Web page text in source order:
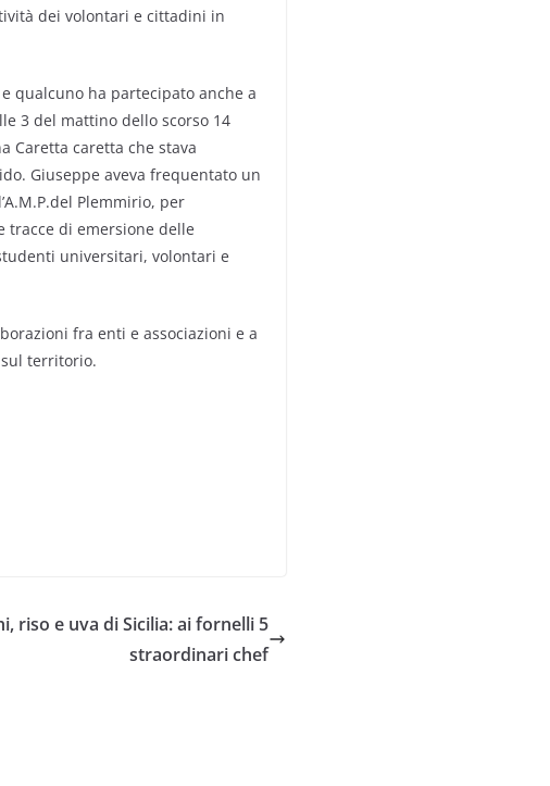
dei volontari e cittadini in
qualcuno ha partecipato anche a
3 del mattino dello scorso 14
Caretta caretta che stava
Giuseppe aveva frequentato un
Plemmirio, per
tracce di emersione delle
universitari, volontari e
fra enti e associazioni e a
territorio.
riso e uva di Sicilia: ai fornelli 5
straordinari chef